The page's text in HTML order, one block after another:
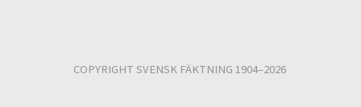
COPYRIGHT SVENSK FÄKTNING 1904–2026